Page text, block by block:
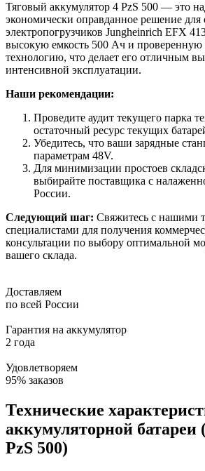
Тяговый аккумулятор 4 PzS 500 — это
экономически оправданное решение для
электропогрузчиков Jungheinrich EFX
высокую емкость 500 Ач и
технологию, что делает его отличным
интенсивной эксплуатации.
Наши рекомендации:
Проведите аудит текущего парка
остаточный ресурс текущих
Убедитесь, что ваши зарядные
параметрам 48V.
Для минимизации простоев
выбирайте поставщика с
России.
Следующий шаг: Свяжитесь с нашими
специалистами для получения
консультации по выбору оптимальной
вашего склада.
Доставляем
по всей России
Гарантия на аккумулятор
2 года
Удовлетворяем
95% заказов
Технические
аккумуляторной батареи
PzS 500)